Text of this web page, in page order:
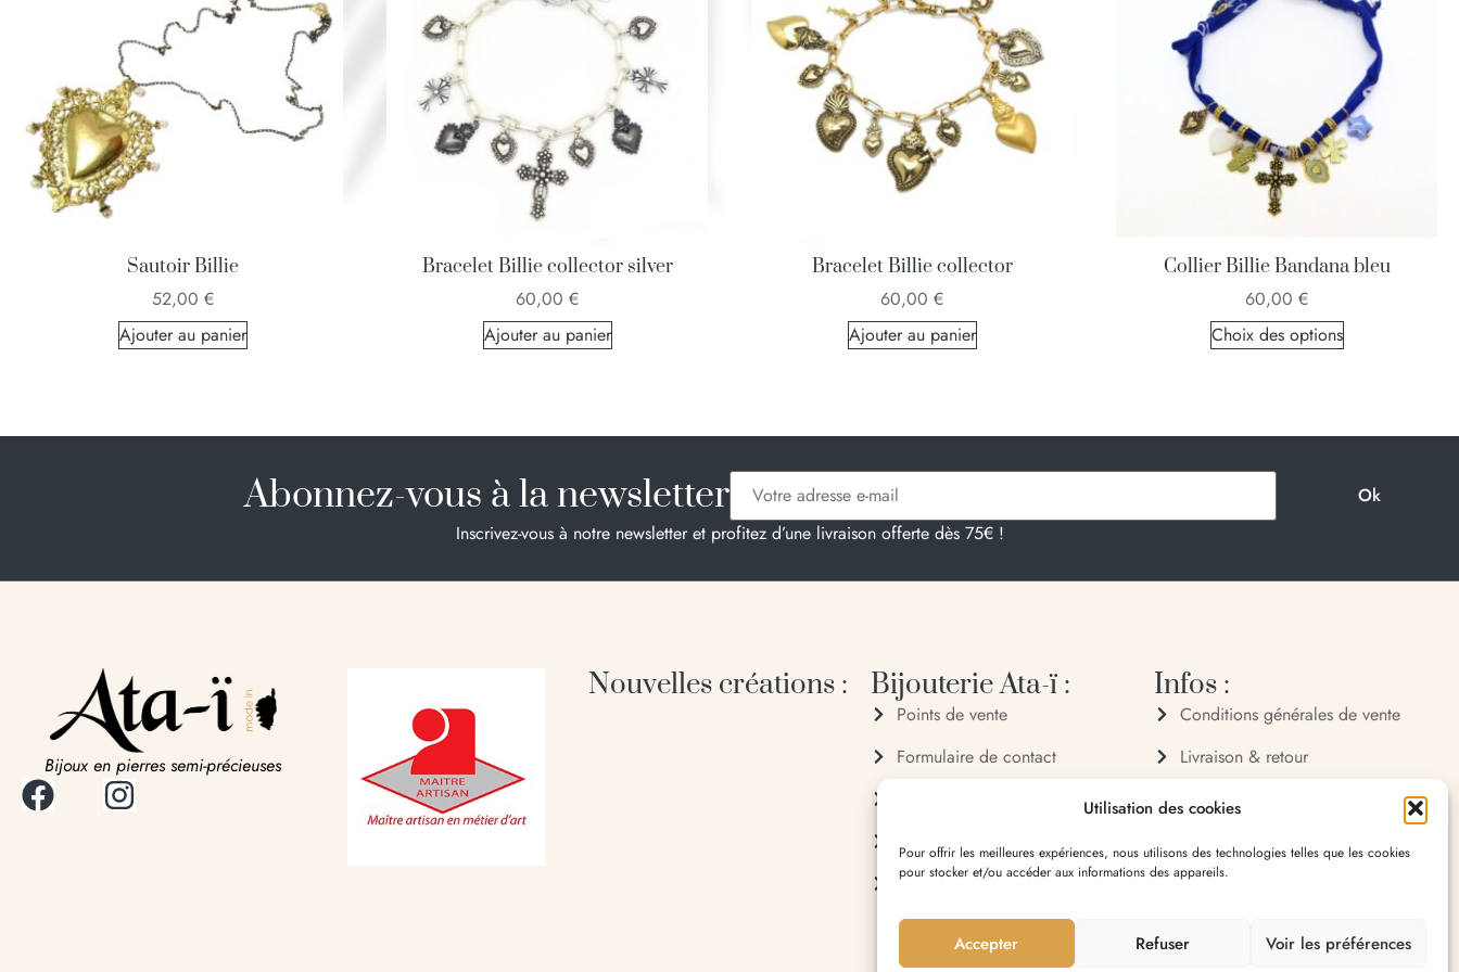
Utilisation des cookies
Pour offrir les meilleures expériences, nous utilisons des technologies telles que les cookies
pour stocker et/ou accéder aux informations des appareils.
Accepter Refuser Voir les préférences
Sautoir Billie
52,00 €
Ajouter au panier
Bracelet Billie collector silver
60,00 €
Ajouter au panier
Bracelet Billie collector
60,00 €
Ajouter au panier
Collier Billie Bandana bleu
60,00 €
Choix des options
Abonnez-vous à la newsletter
Inscrivez-vous à notre newsletter et profitez d’une livraison offerte dès 75€ !
Bijoux en pierres semi-précieuses
Nouvelles créations : Bijouterie Ata-ï :
Points de vente
Formulaire de contact
06 20 88 32 65
Entrée du village 20119 Bastelica
Infos :
Conditions générales de vente
Livraison & retour
Politique de confidentialité
Mentions légales